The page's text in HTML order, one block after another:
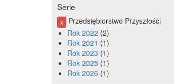
Serie
x
Przedsiębiorstwo Przyszłości
Rok 2022 2
Rok 2021
1
Rok 2023 1
Rok 2025 1
Rok 2026 1